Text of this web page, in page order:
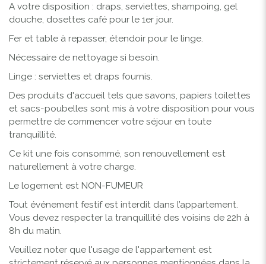
A votre disposition : draps, serviettes, shampoing, gel
douche, dosettes café pour le 1er jour.
Fer et table à repasser, étendoir pour le linge.
Nécessaire de nettoyage si besoin.
Linge : serviettes et draps fournis.
Des produits d'accueil tels que savons, papiers toilettes
et sacs-poubelles sont mis à votre disposition pour vous
permettre de commencer votre séjour en toute
tranquillité.
Ce kit une fois consommé, son renouvellement est
naturellement à votre charge.
Le logement est NON-FUMEUR
Tout événement festif est interdit dans l’appartement.
Vous devez respecter la tranquillité des voisins de 22h à
8h du matin.
Veuillez noter que l'usage de l'appartement est